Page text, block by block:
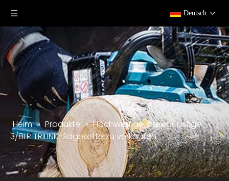
Deutsch
Heim » Produkte » Hochwertige, preisgünstige
3/8LP TRILINK-Sägekette zu verkaufen